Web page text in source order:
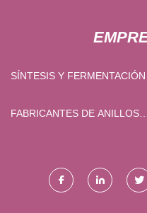
SÍNTESIS Y FERMENTACIÓN
FABRICANTES DE ANILLOS
COLECTORES DE
CÁPSULAS, FÁBRICA DE